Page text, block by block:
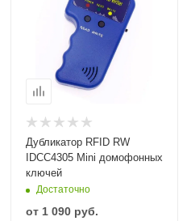
Дубликатор RFID RW
IDCC4305 Mini домофонных
ключей
Достаточно
от 1 090 руб.